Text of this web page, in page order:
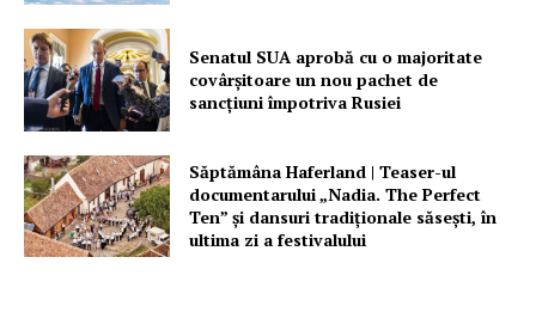
Senatul SUA aprobă cu o majoritate
covârșitoare un nou pachet de
sancțiuni împotriva Rusiei
Săptămâna Haferland | Teaser-ul
documentarului „Nadia. The Perfect
Ten” şi dansuri tradiţionale săseşti, în
ultima zi a festivalului